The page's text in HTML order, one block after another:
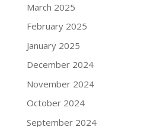
March 2025
February 2025
January 2025
December 2024
November 2024
October 2024
September 2024